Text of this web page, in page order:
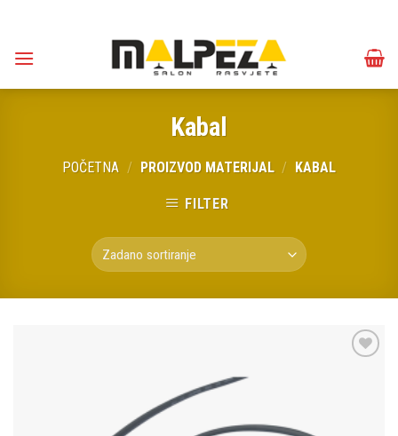
content
Kabal
POČETNA / PROIZVOD MATERIJAL / KABAL
FILTER